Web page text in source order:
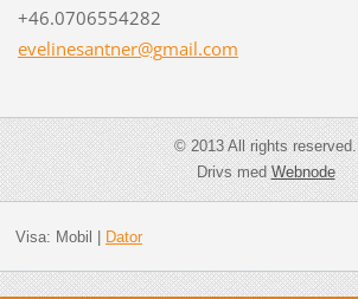
+46.0706554282
evelinesantner@gmail.com
© 2013 All rights reserved.
Drivs medWebnode
Visa: Mobil Dator